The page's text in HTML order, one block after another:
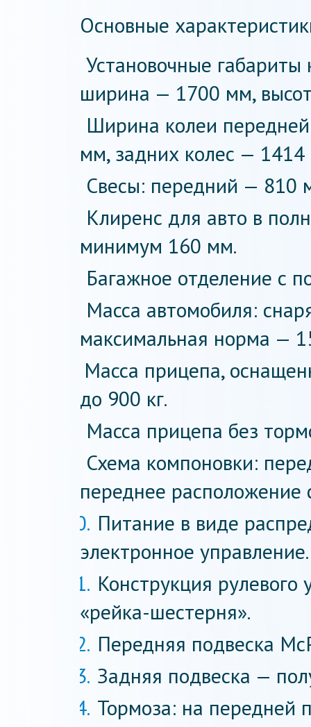
Основные
Установочные
ширина — 1700 мм,
Ширина колеи
мм, задних колес —
Свесы: передний — 810
Клиренс для авто в
минимум 160 мм.
Багажное отделение с
Масса автомобиля:
максимальная норма —
Масса прицепа,
до 900 кг.
Масса прицепа без
Схема компоновки:
переднее расположение
Питание в виде
электронное управление.
Конструкция рулевого
«рейка-шестерня».
Передняя подвеска
Задняя подвеска —
Тормоза: на передней